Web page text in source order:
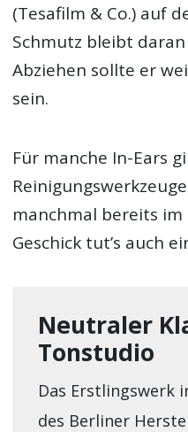
(Tesafilm & Co.) auf
Schmutz bleibt
Abziehen sollte er
sein.
Für manche In-Ears
manchmal bereits
Geschick tut’s auch
Neutraler
Tonstudio
Das Erstlingswerk
des Berliner